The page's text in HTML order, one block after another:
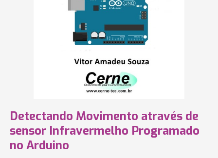
Detectando Movimento através de
sensor Infravermelho Programado
no Arduino